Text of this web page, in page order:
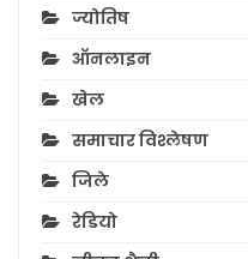
ज्योतिष
ऑनलाइन
खेल
समाचार विश्लेषण
जिले
रेडियो